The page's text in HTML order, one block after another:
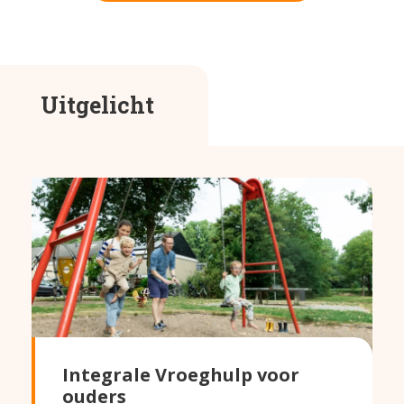
Uitgelicht
Integrale Vroeghulp voor
ouders